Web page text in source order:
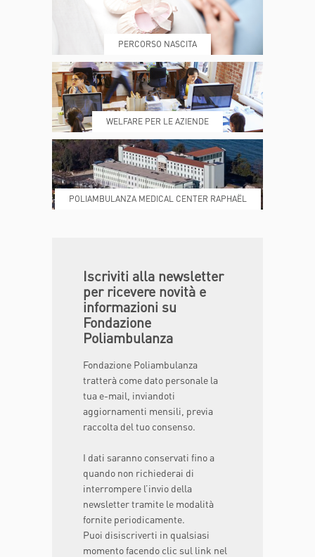
PRENOTA MY POLI
REFERTI REPARTI
DONA ORA MAGAZINE
PERCORSO NASCITA
WELFARE PER LE AZIENDE
POLIAMBULANZA MEDICAL CENTER RAPHAËL
Iscriviti alla newsletter
per ricevere novità e
informazioni su
Fondazione
Poliambulanza
Fondazione Poliambulanza
tratterà come dato personale la
tua e-mail, inviandoti
aggiornamenti mensili, previa
raccolta del tuo consenso.
I dati saranno conservati fino a
quando non richiederai di
interrompere l’invio della
newsletter tramite le modalità
fornite periodicamente.
Puoi disiscriverti in qualsiasi
momento facendo clic sul link nel